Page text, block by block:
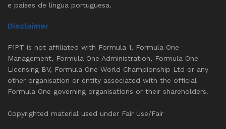
e países de língua portuguesa.
Disclaimer
F1PT is not affiliated with Formula 1, Formula One
Management, Formula One Administration, Formula One
Licensing BV, Formula One World Championship Ltd or any
other organisation or entity associated with the official
Formula One governing organisations or their shareholders.
Copyrighted material used under Fair Use/Fair